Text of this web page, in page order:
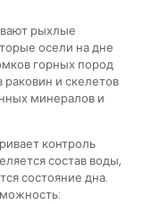
рыхлые
осели на дне
горных пород
раковин и скелетов
минералов и
контроль
состав воды,
состояние дна.